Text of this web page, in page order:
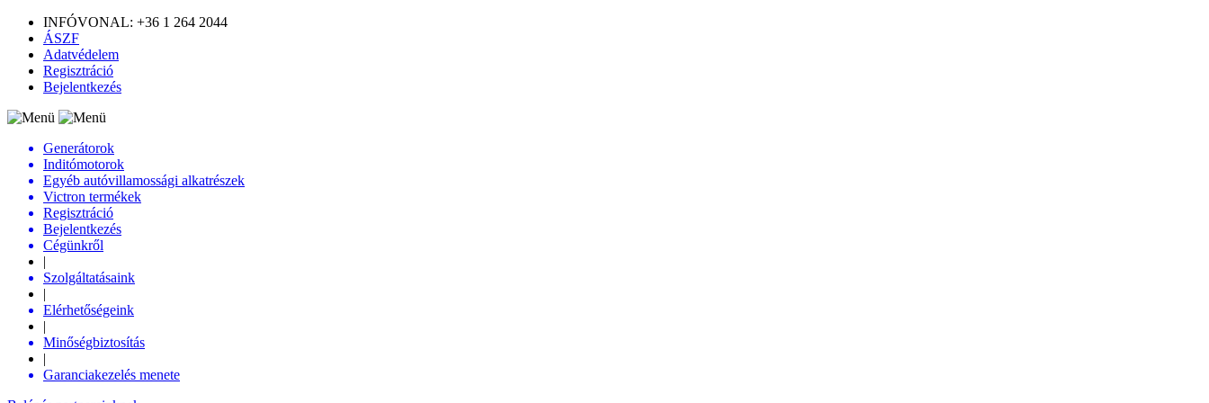
INFÓVONAL: +36 1 264 2044
ÁSZF
Adatvédelem
Regisztráció
Bejelentkezés
Generátorok
Inditómotorok
Egyéb autóvillamossági alkatrészek
Victron termékek
Regisztráció
Bejelentkezés
Cégünkről
|
Szolgáltatásaink
|
Elérhetőségeink
|
Minőségbiztosítás
|
Garanciakezelés menete